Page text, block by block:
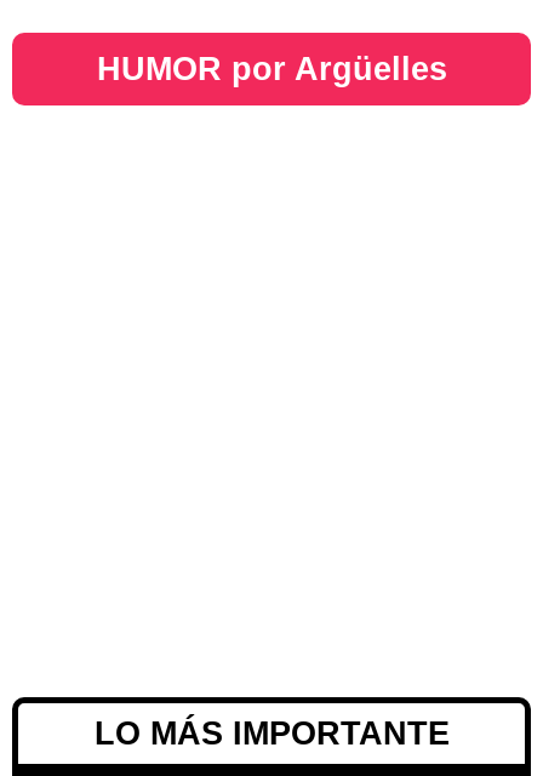
HUMOR por Argüelles​
LO MÁS IMPORTANTE